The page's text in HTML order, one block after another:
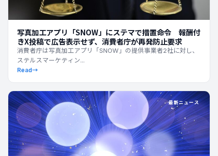
写真加工アプリ「SNOW」にステマで措置命令 報酬付
きX投稿で広告表示せず、消費者庁が再発防止要求
消費者庁は写真加工アプリ「SNOW」の提供事業者2社に対し、
ステルスマーケティン...
Read→
最新ニュース